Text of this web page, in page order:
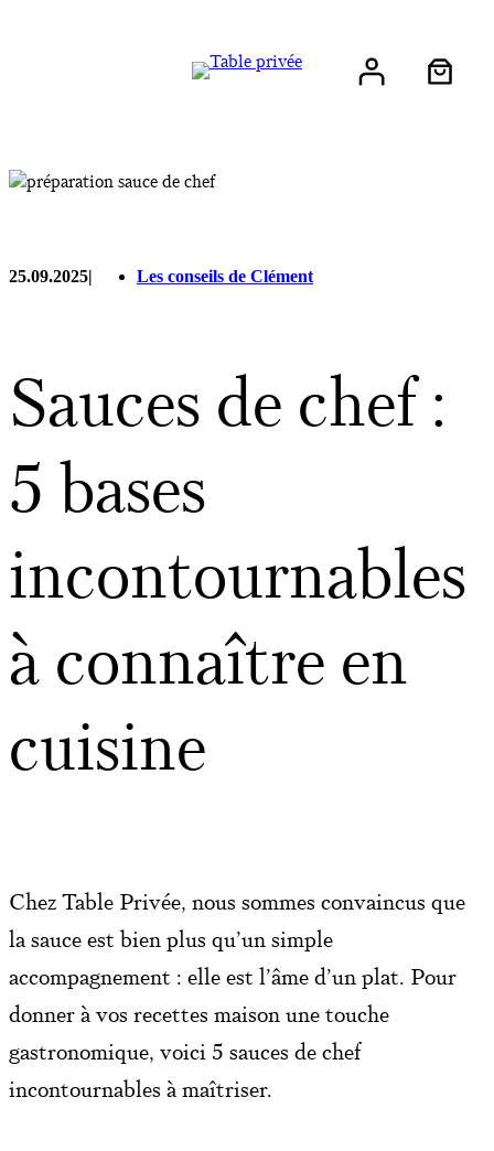
25.09.2025| Les conseils de Clément
Sauces de chef :
5 bases
incontournables
à connaître en
cuisine
Chez Table Privée, nous sommes convaincus que
la sauce est bien plus qu’un simple
accompagnement : elle est l’âme d’un plat. Pour
donner à vos recettes maison une touche
gastronomique, voici 5 sauces de chef
incontournables à maîtriser.